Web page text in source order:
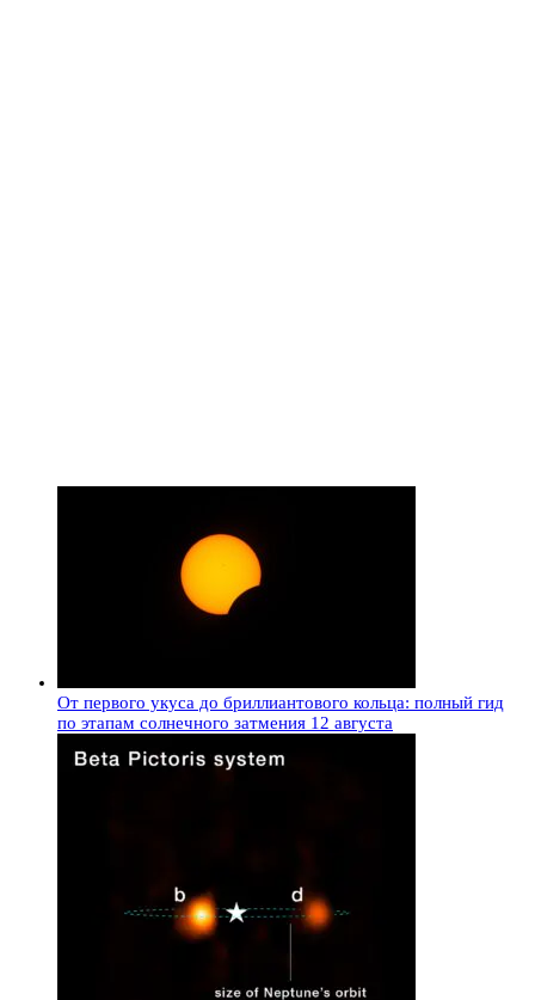
От первого укуса до бриллиантового кольца: полный гид
по этапам солнечного затмения 12 августа